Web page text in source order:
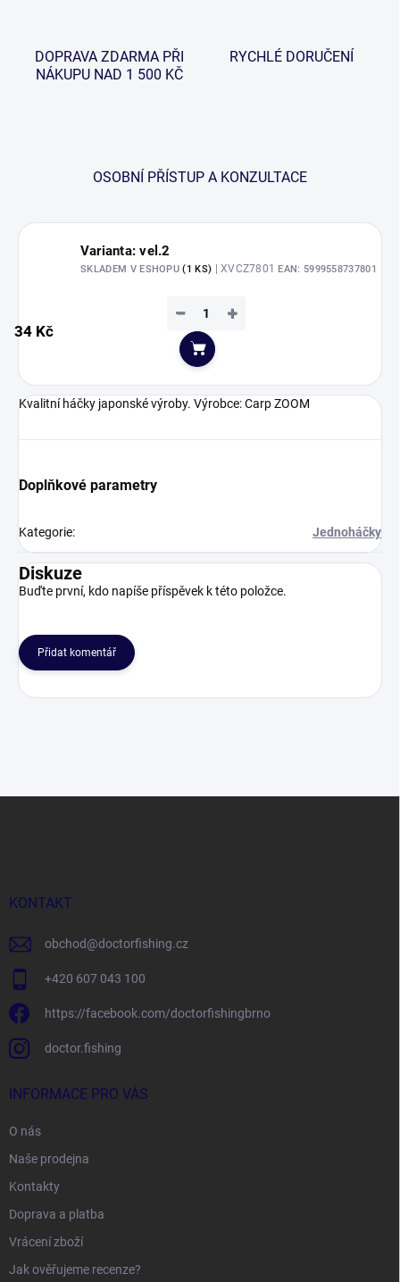
DOPRAVA ZDARMA PŘI
NÁKUPU NAD 1 500 KČ
RYCHLÉ DORUČENÍ
OSOBNÍ PŘÍSTUP A KONZULTACE
Varianta: vel.2
SKLADEM V ESHOPU(1 KS) | XVCZ7801EAN: 5999558737801
34 Kč
+
−
Do košíku
Kvalitní háčky japonské výroby. Výrobce: Carp ZOOM
Doplňkové parametry
Kategorie: Jednoháčky
Diskuze
Buďte první, kdo napíše příspěvek k této položce.
Přidat komentář
KONTAKT
obchod@doctorfishing.cz
+420 607 043 100
https://facebook.com/doctorfishingbrno
doctor.fishing
INFORMACE PRO VÁS
O nás
Naše prodejna
Kontakty
Doprava a platba
Vrácení zboží
Jak ověřujeme recenze?